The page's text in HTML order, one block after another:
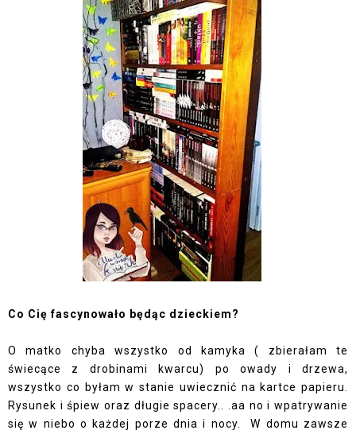
Co Cię fascynowało będąc dzieckiem?
O matko chyba wszystko od kamyka ( zbierałam te
świecące z drobinami kwarcu) po owady i drzewa,
wszystko co byłam w stanie uwiecznić na kartce papieru.
Rysunek i śpiew oraz długie spacery.. .aa no i wpatrywanie
się w niebo o każdej porze dnia i nocy.
W domu zawsze